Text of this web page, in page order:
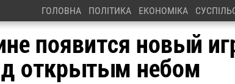
ГОЛОВНА ПОЛІТИКА ЕКОНОМІКА
появится новый
открытым небом